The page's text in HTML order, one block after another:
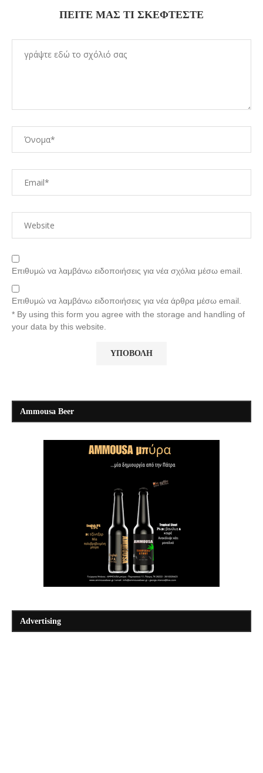
ΠΕΊΤΕ ΜΑΣ ΤΙ ΣΚΈΦΤΕΣΤΕ
Επιθυμώ να λαμβάνω ειδοποιήσεις για νέα σχόλια μέσω email.
Επιθυμώ να λαμβάνω ειδοποιήσεις για νέα άρθρα μέσω email.
* By using this form you agree with the storage and handling of
your data by this website.
Ammousa Beer
Advertising